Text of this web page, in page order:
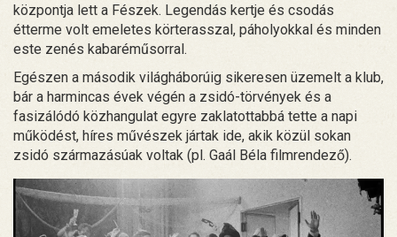
központja lett a Fészek. Legendás kertje és csodás
étterme volt emeletes körterasszal, páholyokkal és minden
este zenés kabaréműsorral.
Egészen a második világháborúig sikeresen üzemelt a klub,
bár a harmincas évek végén a zsidó-törvények és a
fasizálódó közhangulat egyre zaklatottabbá tette a napi
működést, híres művészek jártak ide, akik közül sokan
zsidó származásúak voltak (pl. Gaál Béla filmrendező).